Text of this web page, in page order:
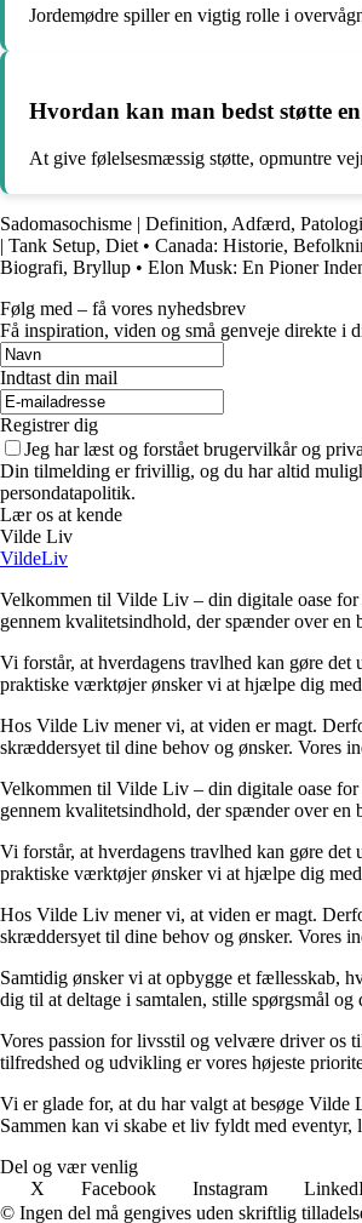
Jordemødre spiller en vigtig rolle i
Hvordan kan man bedst støtte
At give følelsesmæssig støtte, opmuntre
Sadomasochisme | Definition, Adfærd,
| Tank Setup, Diet • Canada: Historie,
Biografi, Bryllup • Elon Musk: En Pioner
Følg med – få vores nyhedsbrev
Få inspiration, viden og små genveje direkte i
Indtast din mail
Registrer dig
Jeg har læst og forstået brugervilkår og
Din tilmelding er frivillig, og du har altid
persondatapolitik.
Lær os at kende
Vilde Liv
VildeLiv
Velkommen til Vilde Liv – din digitale oase
gennem kvalitetsindhold, der spænder over
Vi forstår, at hverdagens travlhed kan gøre
praktiske værktøjer ønsker vi at hjælpe dig
Hos Vilde Liv mener vi, at viden er magt.
skræddersyet til dine behov og ønsker. Vores
Velkommen til Vilde Liv – din digitale oase
gennem kvalitetsindhold, der spænder over
Vi forstår, at hverdagens travlhed kan gøre
praktiske værktøjer ønsker vi at hjælpe dig
Hos Vilde Liv mener vi, at viden er magt.
skræddersyet til dine behov og ønsker. Vores
Samtidig ønsker vi at opbygge et fællesskab,
dig til at deltage i samtalen, stille spørgsmål
Vores passion for livsstil og velvære driver os
tilfredshed og udvikling er vores højeste
Vi er glade for, at du har valgt at besøge
Sammen kan vi skabe et liv fyldt med
Del og vær venlig
X
Facebook Instagram
© Ingen del må gengives uden skriftlig